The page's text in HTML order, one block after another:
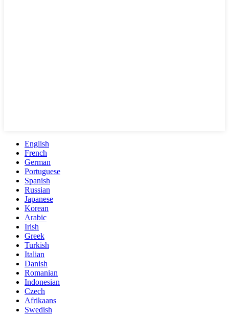
English
French
German
Portuguese
Spanish
Russian
Japanese
Korean
Arabic
Irish
Greek
Turkish
Italian
Danish
Romanian
Indonesian
Czech
Afrikaans
Swedish